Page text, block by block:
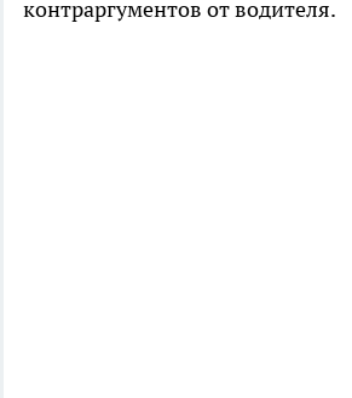
контраргументов от водителя.​